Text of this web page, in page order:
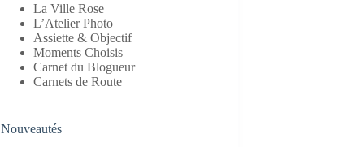
La Ville Rose
L’Atelier Photo
Assiette & Objectif
Moments Choisis
Carnet du Blogueur
Carnets de Route
Nouveautés